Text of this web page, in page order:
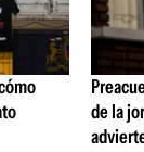
de la